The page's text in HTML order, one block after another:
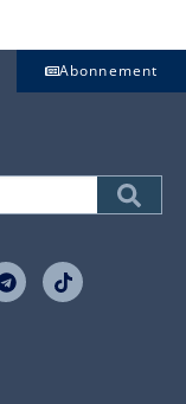
Abonnement